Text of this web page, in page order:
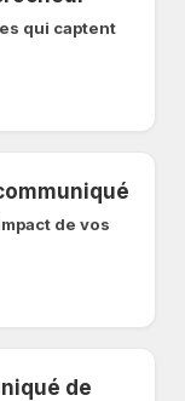
qui captent
de vos
de